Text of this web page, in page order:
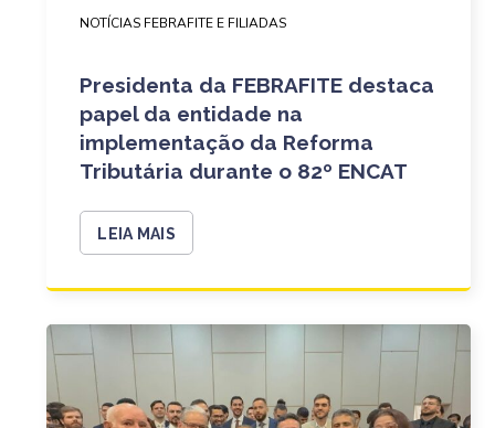
NOTÍCIAS FEBRAFITE E FILIADAS
Presidenta da FEBRAFITE destaca
papel da entidade na
implementação da Reforma
Tributária durante o 82º ENCAT
LEIA MAIS